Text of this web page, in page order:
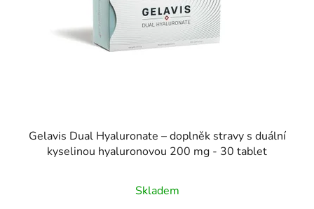
Gelavis Dual Hyaluronate – doplněk stravy s duální
kyselinou hyaluronovou 200 mg - 30 tablet
Skladem